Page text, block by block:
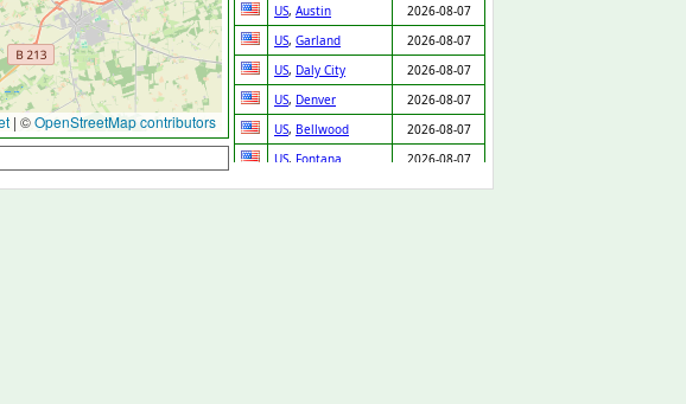
| ©OpenStreetMap contributors
US, Austin
2026-08-07
US, Garland
2026-08-07
US, Daly City
2026-08-07
US, Denver
2026-08-07
US, Bellwood
2026-08-07
US, Fontana
2026-08-07
US,Prentiss
2026-08-07